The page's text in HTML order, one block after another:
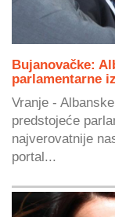
Bujanovačke:
parlamentarne
Vranje -
predstojeće
najverovatnije
portal...